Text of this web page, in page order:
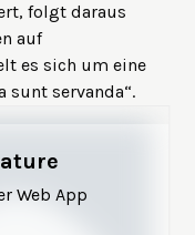
folgt daraus
auf
es sich um eine
sunt servanda“.
Web App